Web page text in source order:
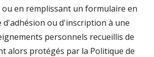
en remplissant un formulaire en
d'adhésion ou d'inscription à une
personnels recueillis de
alors protégés par la Politique de